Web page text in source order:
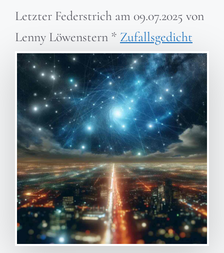
Letzter Federstrich am 09.07.2025 von
Lenny Löwenstern * Zufallsgedicht